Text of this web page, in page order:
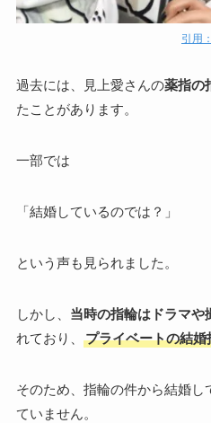
引用
過去には、見上愛さんの薬指の
たことがあります。
一部では
「結婚しているのでは？」
という声も見られました。
しかし、 当時の指輪はドラマや
れており、
プライベートの結
そのため、指輪の件から結婚
ていません。